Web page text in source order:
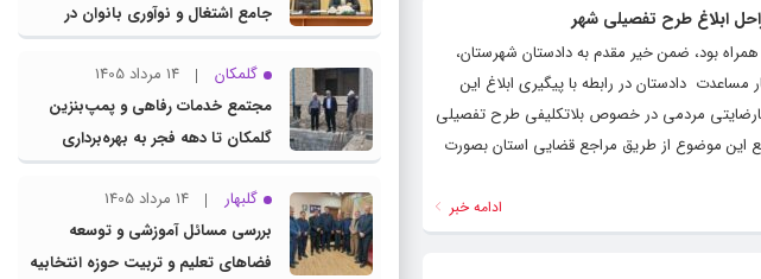
ابلاغ طرح تفصیلی شهر
بود، ضمن خیر مقدم به دادستان شهرستان،
دادستان در رابطه با پیگیری ابلاغ این
نارضایتی مردمی در خصوص بلاتکلیفی طرح تفصیلی
این موضوع از طریق مراجع قضایی استان بصورت
ادامه خبر
جامع اشتغال و نوآوری بانوان در
چناران
گلمکان
14 مرداد 1405
مجتمع خدمات رفاهی و پمپ‌بنزین
گلمکان تا دهه فجر به بهره‌برداری
می‌رسد
گلبهار
14 مرداد 1405
بررسی مسائل آموزشی و توسعه
فضاهای تعلیم و تربیت حوزه انتخابیه